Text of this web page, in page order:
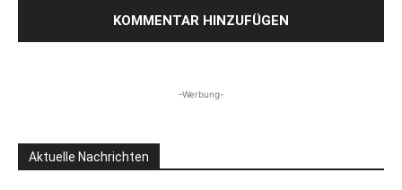
-Werbung-
Aktuelle Nachrichten